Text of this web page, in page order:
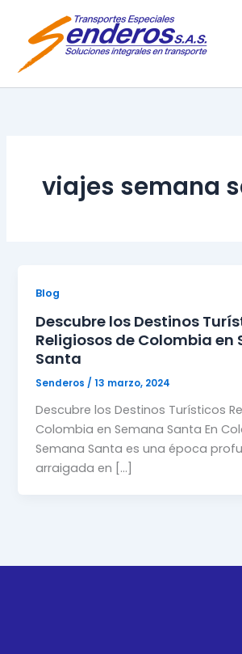
contenido
viajes semana
Blog
Descubre los Destinos
Religiosos de Colombia en
Santa
Senderos /13 marzo, 2024
Descubre los Destinos Turísticos
Colombia en Semana Santa En
Semana Santa es una época
arraigada en […]